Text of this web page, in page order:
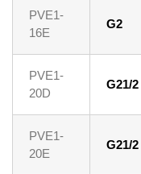
PVE1-
16E
G2
PVE1-
20D
G21/2
PVE1-
20E
G21/2